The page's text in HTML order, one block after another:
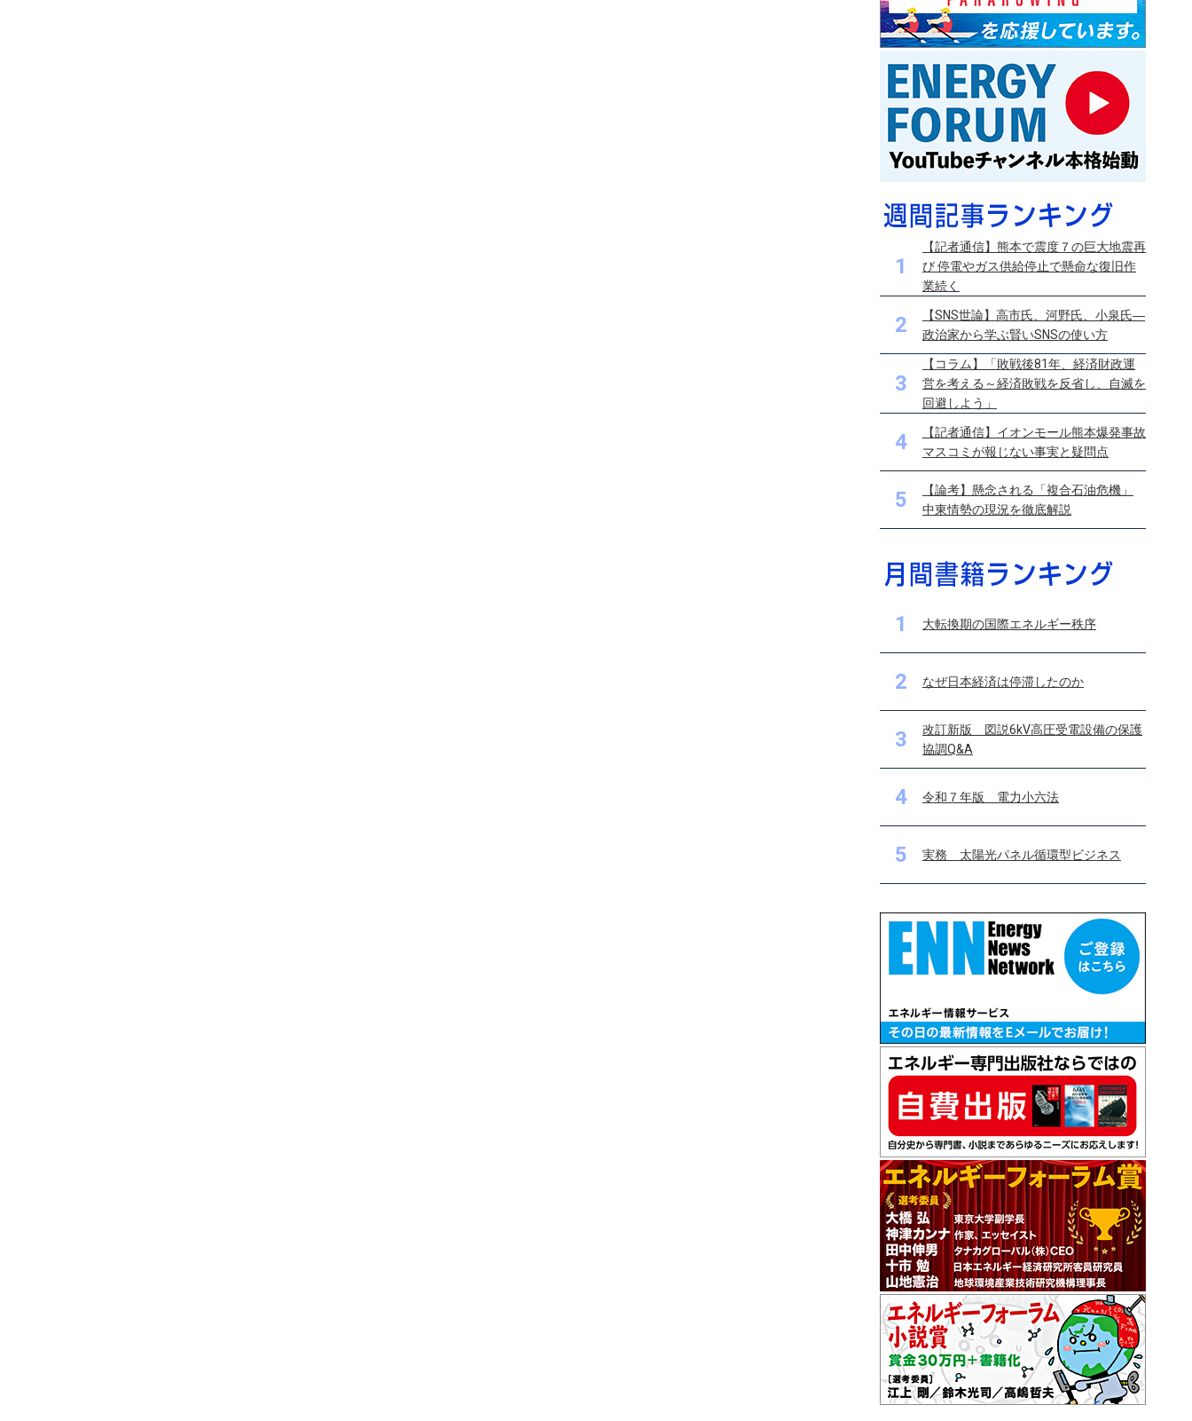
1
【記者通信】熊本で震度７の巨大地震再
び 停電やガス供給停止で懸命な復旧作
業続く
2
【SNS世論】高市氏、河野氏、小泉氏―
政治家から学ぶ賢いSNSの使い方
3
【コラム】「敗戦後81年、経済財政運
営を考える～経済敗戦を反省し、自滅を
回避しよう」
4
【記者通信】イオンモール熊本爆発事故
マスコミが報じない事実と疑問点
5
【論考】懸念される「複合石油危機」
中東情勢の現況を徹底解説
1 大転換期の国際エネルギー秩序
2 なぜ日本経済は停滞したのか
3
改訂新版 図説6kV高圧受電設備の保護
協調Q&A
4 令和７年版 電力小六法
5 実務 太陽光パネル循環型ビジネス